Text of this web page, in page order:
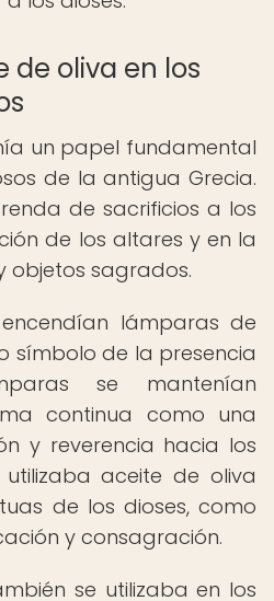
de oliva en los
un papel fundamental
de la antigua Grecia.
de sacrificios a los
de los altares y en la
objetos sagrados.
lámparas de
símbolo de la presencia
se mantenían
continua como una
y reverencia hacia los
utilizaba aceite de oliva
de los dioses, como
y consagración.
se utilizaba en los